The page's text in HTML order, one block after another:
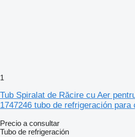
1
Tub Spiralat de Răcire cu Aer
1747246 tubo de refrigeración para
Precio a consultar
Tubo de refrigeración